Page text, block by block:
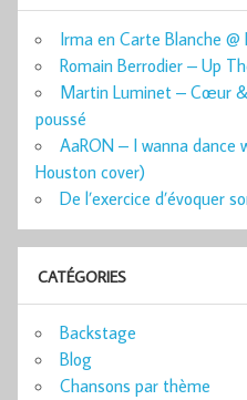
Irma en Carte Blanche @
Romain Berrodier – Up
Martin Luminet – Cœur
poussé
AaRON – I wanna dance
Houston cover)
De l’exercice d’évoquer
CATÉGORIES
Backstage
Blog
Chansons par thème